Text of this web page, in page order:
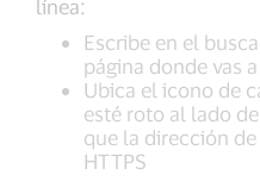
línea:
Escribe en el
página donde vas
Ubica el icono de
esté roto al lado
que la dirección
HTTPS